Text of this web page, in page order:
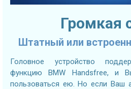
Громкая
Штатный или
Головное устройство
функцию BMW Handsfree, и
пользоваться ею. Но если Ваш